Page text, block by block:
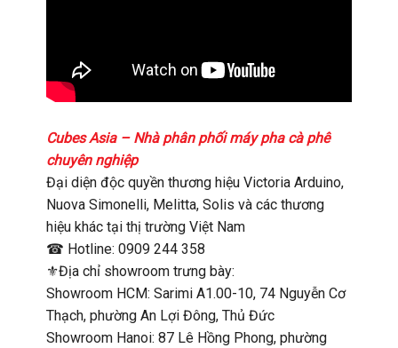
Cubes Asia – Nhà phân phối máy pha cà phê
chuyên nghiệp
Đại diện độc quyền thương hiệu Victoria Arduino,
Nuova Simonelli, Melitta, Solis và các thương
hiệu khác tại thị trường Việt Nam
☎ Hotline: 0909 244 358
⚜️Địa chỉ showroom trưng bày:
Showroom HCM: Sarimi A1.00-10, 74 Nguyễn Cơ
Thạch, phường An Lợi Đông, Thủ Đức
Showroom Hanoi: 87 Lê Hồng Phong, phường